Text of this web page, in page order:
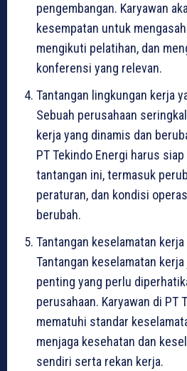
pengembangan. Karyawan
kesempatan untuk
mengikuti pelatihan, dan
konferensi yang relevan.
Tantangan lingkungan kerja
Sebuah perusahaan
kerja yang dinamis dan
PT Tekindo Energi harus
tantangan ini, termasuk
peraturan, dan kondisi
berubah.
Tantangan keselamatan kerja
Tantangan keselamatan
penting yang perlu
perusahaan. Karyawan di PT
mematuhi standar
menjaga kesehatan dan
sendiri serta rekan kerja.